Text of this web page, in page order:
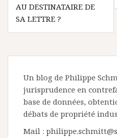
AU DESTINATAIRE DE
SA LETTRE ?
Un blog de Philippe
jurisprudence en
base de données,
débats de propriété
Mail :